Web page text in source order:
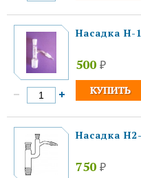
Насадка Н-
500 ₽
Насадка
750 ₽